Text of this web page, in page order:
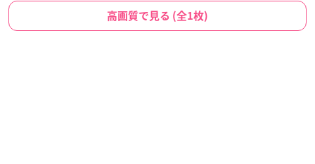
高画質で見る (全1枚)